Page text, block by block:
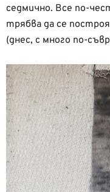
седмично. Все по-
трябва да се
(днес, с много по-